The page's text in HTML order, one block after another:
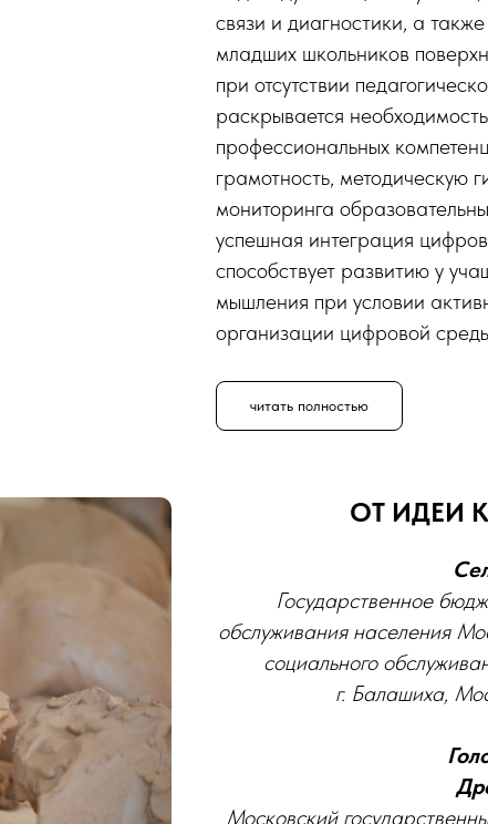
связи и диагностики, а
младших школьников
при отсутствии
раскрывается
профессиональных
грамотность, методическую
мониторинга
успешная интеграция
способствует развитию у
мышления при условии
организации цифровой
читать полностью
ОТ ИДЕИ
Государственное
обслуживания населения
социального
г. Балашиха,
Московский